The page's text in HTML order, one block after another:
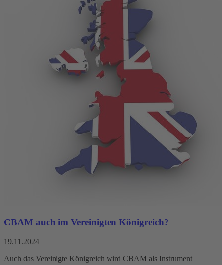
CBAM auch im Vereinigten Königreich?
19.11.2024
Auch das Vereinigte Königreich wird CBAM als Instrument